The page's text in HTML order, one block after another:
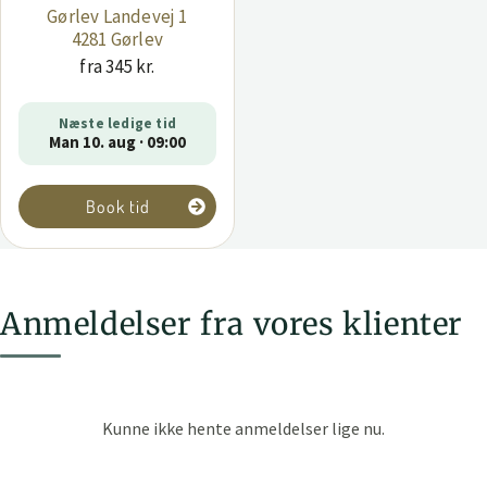
Gørlev Landevej 1
4281 Gørlev
fra 345 kr.
Næste ledige tid
Man 10. aug · 09:00
Book tid
Anmeldelser fra vores klienter